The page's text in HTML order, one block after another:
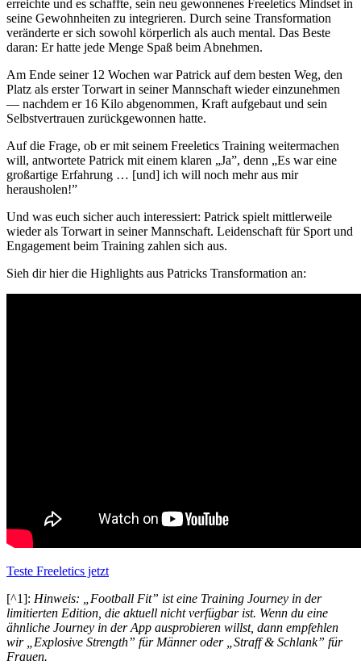
erreichte und es schaffte, sein neu gewonnenes Freeletics Mindset in
seine Gewohnheiten zu integrieren. Durch seine Transformation
veränderte er sich sowohl körperlich als auch mental. Das Beste
daran: Er hatte jede Menge Spaß beim Abnehmen.
Am Ende seiner 12 Wochen war Patrick auf dem besten Weg, den
Platz als erster Torwart in seiner Mannschaft wieder einzunehmen
— nachdem er 16 Kilo abgenommen, Kraft aufgebaut und sein
Selbstvertrauen zurückgewonnen hatte.
Auf die Frage, ob er mit seinem Freeletics Training weitermachen
will, antwortete Patrick mit einem klaren „Ja”, denn „Es war eine
großartige Erfahrung … [und] ich will noch mehr aus mir
herausholen!”
Und was euch sicher auch interessiert: Patrick spielt mittlerweile
wieder als Torwart in seiner Mannschaft. Leidenschaft für Sport und
Engagement beim Training zahlen sich aus.
Sieh dir hier die Highlights aus Patricks Transformation an:
Teste Freeletics jetzt
[^1]: Hinweis: „Football Fit” ist eine Training Journey in der
limitierten Edition, die aktuell nicht verfügbar ist. Wenn du eine
ähnliche Journey in der App ausprobieren willst, dann empfehlen
wir „Explosive Strength” für Männer oder „Straff & Schlank” für
Frauen.